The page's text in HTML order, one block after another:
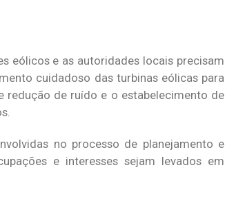
eólicos e as autoridades locais precisam
cuidadoso das turbinas eólicas para
redução de ruído e o estabelecimento de
no processo de planejamento e
e interesses sejam levados em